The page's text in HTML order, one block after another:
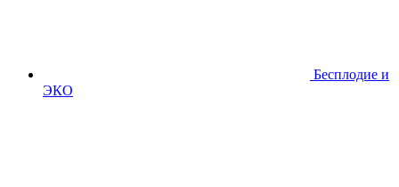
Бесплодие и
ЭКО